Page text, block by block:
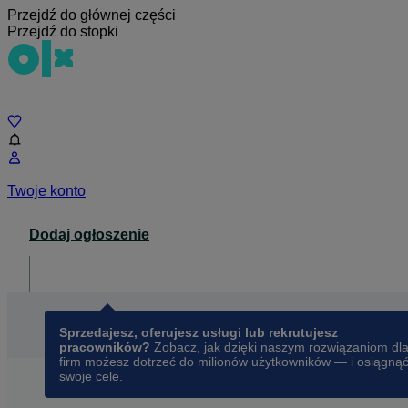
Przejdź do głównej części
Przejdź do stopki
Twoje konto
Dodaj ogłoszenie
Sprzedajesz, oferujesz usługi lub rekrutujesz
pracowników? Zobacz, jak dzięki naszym rozwiązaniom dla
firm możesz dotrzeć do milionów użytkowników — i osiągnąć
swoje cele.